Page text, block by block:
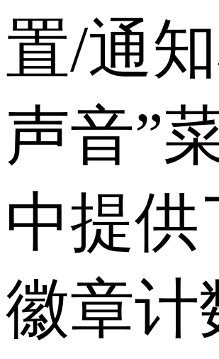
置/通
声音”
中提供
徽章计